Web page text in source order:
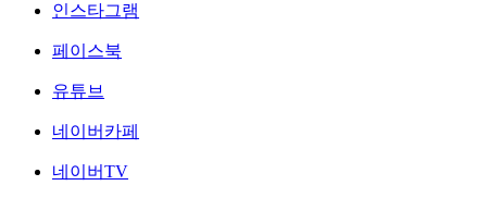
인스타그램
페이스북
유튜브
네이버카페
네이버TV